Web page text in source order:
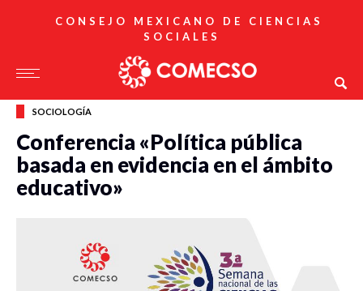
CONSEJO MEXICANO DE CIENCIAS
SOCIALES
SOCIOLOGÍA
Conferencia «Política pública
basada en evidencia en el ámbito
educativo»